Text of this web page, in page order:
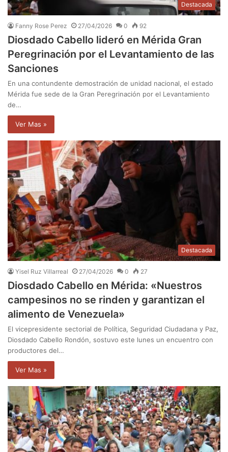
Destacada
Fanny Rose Perez 27/04/2026 0 92
Diosdado Cabello lideró en Mérida Gran
Peregrinación por el Levantamiento de las
Sanciones
En una contundente demostración de unidad nacional, el estado
Mérida fue sede de la Gran Peregrinación por el Levantamiento
de…
Ver Mas »
Destacada
Yisel Ruz Villarreal 27/04/2026 0 27
Diosdado Cabello en Mérida: «Nuestros
campesinos no se rinden y garantizan el
alimento de Venezuela»
El vicepresidente sectorial de Política, Seguridad Ciudadana y Paz,
Diosdado Cabello Rondón, sostuvo este lunes un encuentro con
productores del…
Ver Mas »